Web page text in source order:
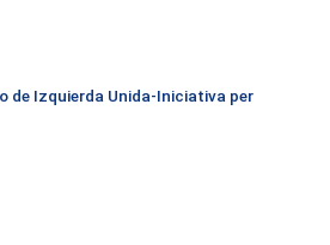
de Izquierda Unida-Iniciativa per